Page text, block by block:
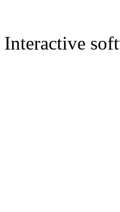
Interactive